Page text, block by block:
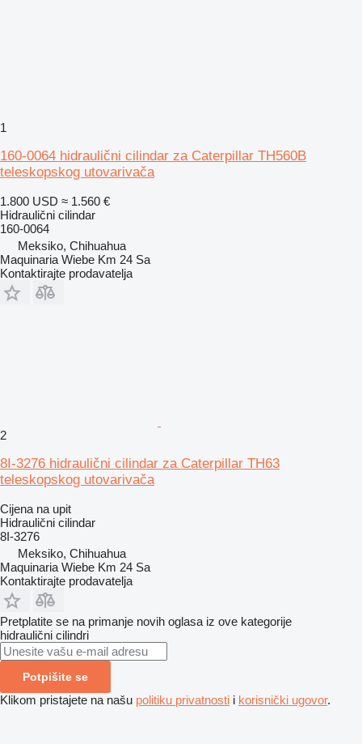
1
160-0064 hidraulični cilindar za Caterpillar TH560B
teleskopskog utovarivača
1.800 USD ≈ 1.560 €
Hidraulični cilindar
160-0064
Meksiko, Chihuahua
Maquinaria Wiebe Km 24 Sa
Kontaktirajte prodavatelja
2
8I-3276 hidraulični cilindar za Caterpillar TH63
teleskopskog utovarivača
Cijena na upit
Hidraulični cilindar
8I-3276
Meksiko, Chihuahua
Maquinaria Wiebe Km 24 Sa
Kontaktirajte prodavatelja
Pretplatite se na primanje novih oglasa iz ove kategorije
hidraulični cilindri
Potpišite se
Klikom pristajete na našu politiku privatnosti i korisnički ugovor.